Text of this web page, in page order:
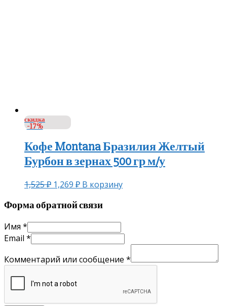
скидка
-17%
Кофе Montana Бразилия Желтый
Бурбон в зернах 500 гр м/у
1,525₽ 1,269 ₽ В корзину
Форма обратной связи
Имя *
Email *
Комментарий или сообщение *